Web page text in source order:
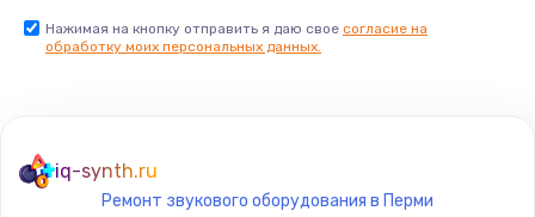
Заказать
Нажимая на кнопку отправить я даю свое согласие на
обработку моих персональных данных.
iq-synth.ru
Ремонт звукового оборудования в Перми